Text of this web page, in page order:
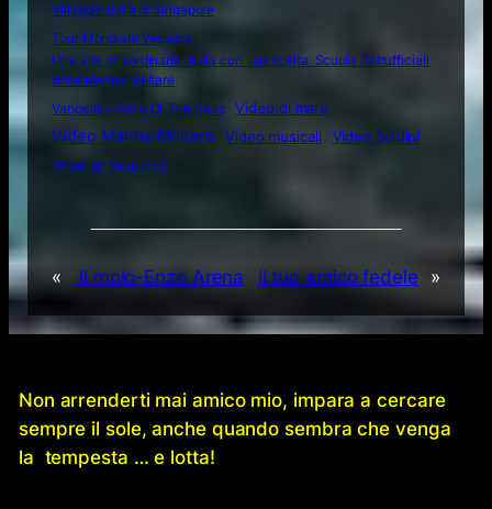
Villaggio Italia di Singapore
Tour Mondiale Vespucci
Una vita straordinaria inizia con una scelta: Scuola Sottufficiali
della Marina Militare
Vangelis – Song Of The Seas
Video di mare
Video Marina Militare Video musicali
Video Soldini
“Amerigo Vespucci”
« Il molo-Enzo Arena Il tuo amico fedele »
Non arrenderti mai amico mio, impara a cercare
sempre il sole, anche quando sembra che venga
la tempesta … e lotta!